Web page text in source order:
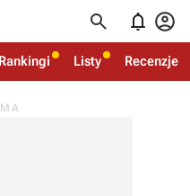
  
Rankingi Listy Recenzje